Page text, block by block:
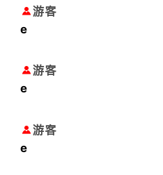
游客
e
游客
e
游客
e